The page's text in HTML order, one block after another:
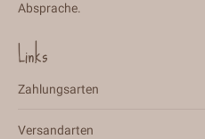
Absprache.
Links
Zahlungsarten
Versandarten